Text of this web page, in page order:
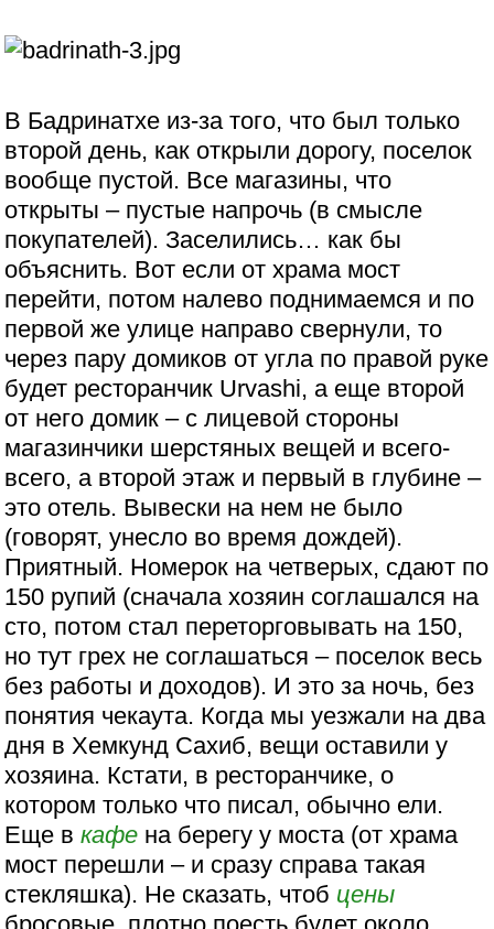
В Бадринатхе из-за того, что был только
второй день, как открыли дорогу, поселок
вообще пустой. Все магазины, что
открыты – пустые напрочь (в смысле
покупателей). Заселились… как бы
объяснить. Вот если от храма мост
перейти, потом налево поднимаемся и по
первой же улице направо свернули, то
через пару домиков от угла по правой руке
будет ресторанчик Urvashi, а еще второй
от него домик – с лицевой стороны
магазинчики шерстяных вещей и всего-
всего, а второй этаж и первый в глубине –
это отель. Вывески на нем не было
(говорят, унесло во время дождей).
Приятный. Номерок на четверых, сдают по
150 рупий (сначала хозяин соглашался на
сто, потом стал переторговывать на 150,
но тут грех не соглашаться – поселок весь
без работы и доходов). И это за ночь, без
понятия чекаута. Когда мы уезжали на два
дня в Хемкунд Сахиб, вещи оставили у
хозяина. Кстати, в ресторанчике, о
котором только что писал, обычно ели.
Еще вкафе на берегу у моста (от храма
мост перешли – и сразу справа такая
стекляшка). Не сказать, чтоб цены